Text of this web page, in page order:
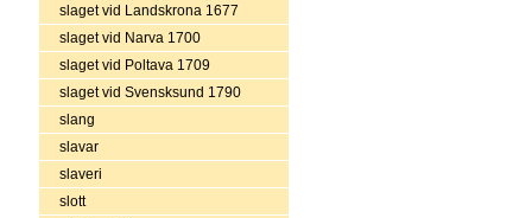
slaget vid Landskrona 1677
slaget vid Narva 1700
slaget vid Poltava 1709
slaget vid Svensksund 1790
slang
slavar
slaveri
slott